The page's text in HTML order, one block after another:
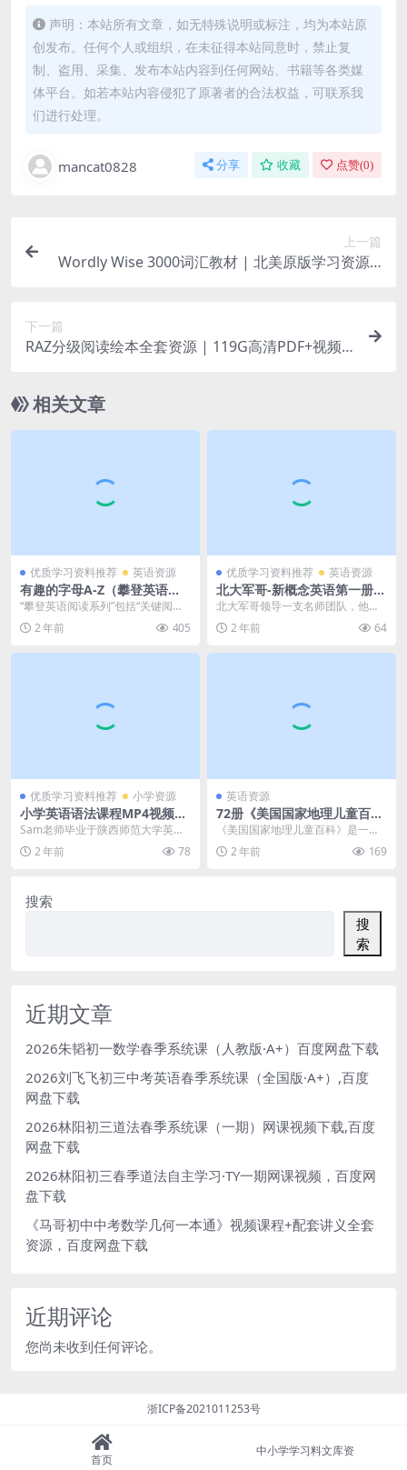
声明：本站所有文章，如无特殊说明或标注，均为本站原
创发布。任何个人或组织，在未征得本站同意时，禁止复
制、盗用、采集、发布本站内容到任何网站、书籍等各类媒
体平台。如若本站内容侵犯了原著者的合法权益，可联系我
们进行处理。
mancat0828 分享 收藏 点赞(0)
上一篇
Wordly Wise 3000词汇教材 | 北美原版学习资源 |
下一篇
RAZ分级阅读绘本全套资源 | 119G高清PDF+视频
盘下载
相关文章
优质学习资料推荐 英语资源
有趣的字母A-Z（攀登英语阅
读系列）全26册PDF绘本+视
频+MP3音频 英语启蒙学习资
源
“攀登英语阅读系列”包括“关键阅读
技能训练” 和“分级阅读”两个部分。
“关键阅读...
2 年前 405
优质学习资料推荐 英语资源
北大军哥-新概念英语第一册精
讲背记大课完整版MP4视频+P
DF文档合计3.73GB百度网盘
下载
北大军哥领导一支名师团队，他们
精心设计了“新概念一精讲背记大
课”： – 细致地讲...
2 年前 64
优质学习资料推荐 小学资源
小学英语语法课程MP4视频课
程，SAM老师11节课讲动词语
法 百度网盘下载
Sam老师毕业于陕西师范大学英语
专业，是Hello Sam 英语课堂的创
始人。拥...
2 年前 78
英语资源
72册《美国国家地理儿童百
科》全套绘本+MP3（入门级
+提高级+流利级）百度网盘下
载！
《美国国家地理儿童百科》是一套
专为儿童设计的英语分级读物，它
由外语教学与研究出版...
2 年前 169
搜索
搜
索
近期文章
2026朱韬初一数学春季系统课（人教版·A+）百度网盘下载
2026刘飞飞初三中考英语春季系统课（全国版·A+）,百度
网盘下载
2026林阳初三道法春季系统课（一期）网课视频下载,百度
网盘下载
2026林阳初三春季道法自主学习·TY一期网课视频，百度网
盘下载
《马哥初中中考数学几何一本通》视频课程+配套讲义全套
资源，百度网盘下载
近期评论
您尚未收到任何评论。
浙ICP备2021011253号
首页
中小学学习料文库资